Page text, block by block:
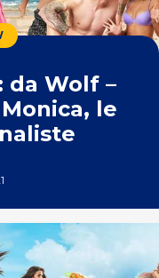
da Wolf –
le